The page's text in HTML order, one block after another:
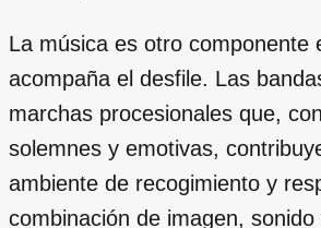
La música es otro componente
acompaña el desfile. Las
marchas procesionales que,
solemnes y emotivas,
ambiente de recogimiento y
combinación de imagen,